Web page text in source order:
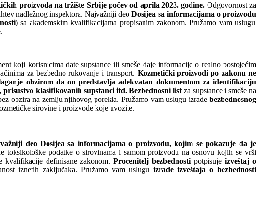
proizvoda na tržište Srbije počev od aprila 2023. godine. Odgovornost za
nadležnog inspektora. Najvažniji deoDosijea sa informacijama o proizvodu
) sa akademskim kvalifikacijama propisanim zakonom. Pružamo vam uslugu
koji korisnicima date supstance ili smeše daje informacije o realno postojećim
za bezbedno rukovanje i transport. Kozmetički proizvodi po zakonu ne
obzirom da on predstavlja adekvatan dokumentom za identifikaciju
klasifikovanih supstanci itd. Bezbednosni list za supstance i smeše na
obzira na zemlju njihovog porekla. Pružamo vam uslugu izrade bezbednosnog
sirovine i proizvode koje uvozite.
deo Dosijea sa informacijama o proizvodu, kojim se pokazuje da je
podatke o sirovinama i samom proizvodu na osnovu kojih se vrši
kvalifikacije definisane zakonom. Procenitelj bezbednosti potpisuje izveštaj o
iznetih zaključaka. Pružamo vam uslugu izrade izveštaja o bezbednosti